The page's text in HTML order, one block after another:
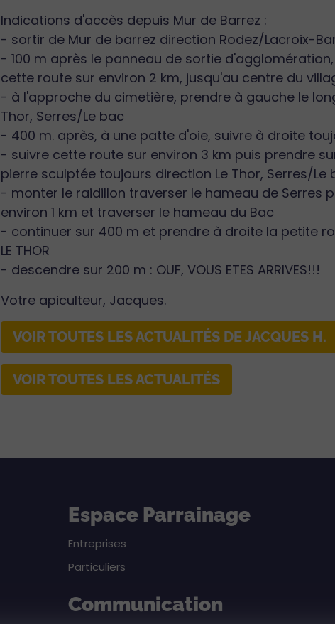
Indications d'accès depuis Mur de Barrez :
- sortir de Mur de barrez direction Rodez/Lacroix-
- 100 m après le panneau de sortie
cette route sur environ 2 km, jusqu'au centre du
- à l'approche du cimetière, prendre à gauche le
Thor, Serres/Le bac
- 400 m. après, à une patte d'oie, suivre à droite
- suivre cette route sur environ 3 km puis prendre
pierre sculptée toujours direction Le Thor, Serres/Le
- monter le raidillon traverser le hameau de Serres
environ 1 km et traverser le hameau du Bac
- continuer sur 400 m et prendre à droite la petite
LE THOR
- descendre sur 200 m : OUF, VOUS ETES ARRIVES!!!
Votre apiculteur, Jacques.
VOIR TOUTES LES ACTUALITÉS DE JACQUES H.
VOIR TOUTES LES ACTUALITÉS
Espace Parrainage
Entreprises
Particuliers
Communication